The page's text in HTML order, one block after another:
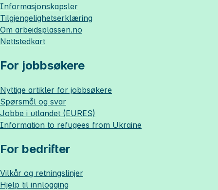
Informasjonskapsler
Tilgjengelighetserklæring
Om arbeidsplassen.no
Nettstedkart
For jobbsøkere
Nyttige artikler for jobbsøkere
Spørsmål og svar
Jobbe i utlandet (EURES)
Information to refugees from Ukraine
For bedrifter
Vilkår og retningslinjer
Hjelp til innlogging